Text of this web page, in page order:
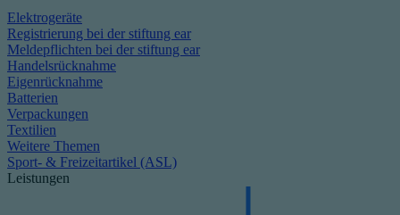
Elektrogeräte
Registrierung bei der stiftung ear
Meldepflichten bei der stiftung ear
Handelsrücknahme
Eigenrücknahme
Batterien
Verpackungen
Textilien
Weitere Themen
Sport- & Freizeitartikel (ASL)
Leistungen